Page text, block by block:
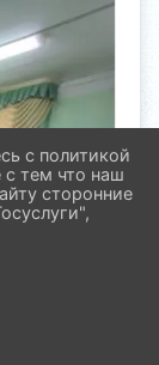
с политикой
с тем что наш
сторонние